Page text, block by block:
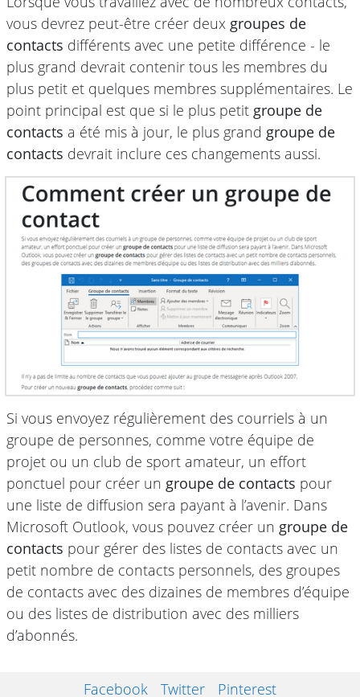
vous devrez peut-être créer deux groupes de
contacts différents avec une petite différence - le
plus grand devrait contenir tous les membres du
plus petit et quelques membres supplémentaires. Le
point principal est que si le plus petit groupe de
contacts a été mis à jour, le plus grand groupe de
contacts devrait inclure ces changements aussi.
Si vous envoyez régulièrement des courriels à un
groupe de personnes, comme votre équipe de
projet ou un club de sport amateur, un effort
ponctuel pour créer un groupe de contacts pour
une liste de diffusion sera payant à l’avenir. Dans
Microsoft Outlook, vous pouvez créer un groupe de
contacts pour gérer des listes de contacts avec un
petit nombre de contacts personnels, des groupes
de contacts avec des dizaines de membres d’équipe
ou des listes de distribution avec des milliers
d’abonnés.
Facebook Twitter Pinterest